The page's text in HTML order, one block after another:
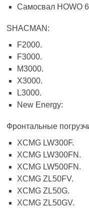
Самосвал HOWO
SHACMAN:
F2000.
F3000.
M3000.
X3000.
L3000.
New Energy:
Фронтальные
XCMG LW300F.
XCMG LW300FN.
XCMG LW500FN.
XCMG ZL50FV.
XCMG ZL50G.
XCMG ZL50GV.